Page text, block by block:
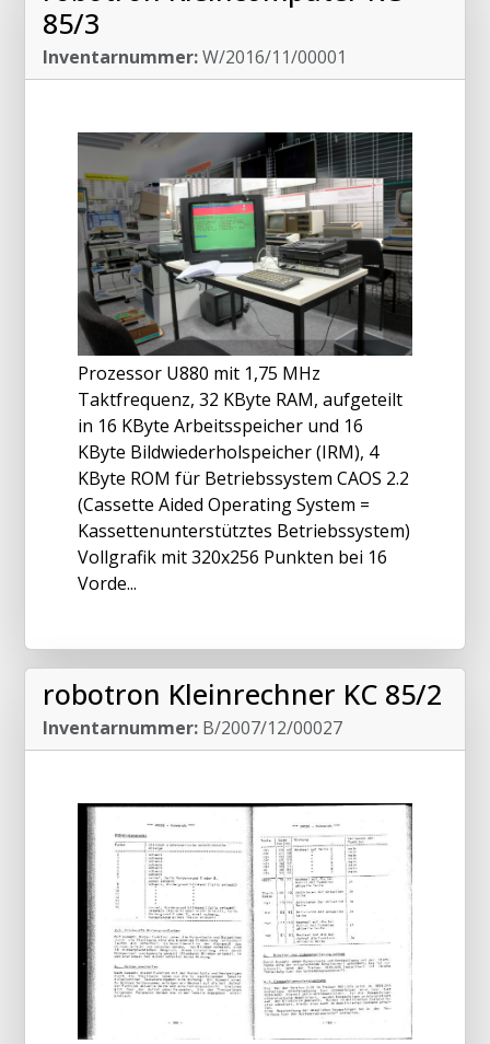
85/3
Inventarnummer:W/2016/11/00001
Prozessor U880 mit 1,75 MHz
Taktfrequenz, 32 KByte RAM, aufgeteilt
in 16 KByte Arbeitsspeicher und 16
KByte Bildwiederholspeicher (IRM), 4
KByte ROM für Betriebssystem CAOS 2.2
(Cassette Aided Operating System =
Kassettenunterstütztes Betriebssystem)
Vollgrafik mit 320x256 Punkten bei 16
Vorde...
robotron Kleinrechner KC 85/2
Inventarnummer: B/2007/12/00027